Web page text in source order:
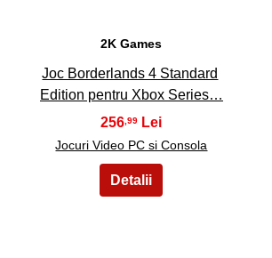
2K Games
Joc Borderlands 4 Standard
Edition pentru Xbox Series…
256 ,99
Jocuri Video PC si Consola